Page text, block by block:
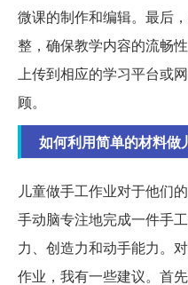
微课的制作和编辑。最后
整，确保教学内容的流畅
上传到相应的学习平台或
顾。
如何利用简单的材料做
儿童做手工作业对于他们
手动脑专注地完成一件手
力、创造力和动手能力。
作业，我有一些建议。首